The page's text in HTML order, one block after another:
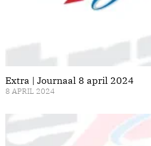
Extra | Journaal 8 april 2024
8 APRIL 2024